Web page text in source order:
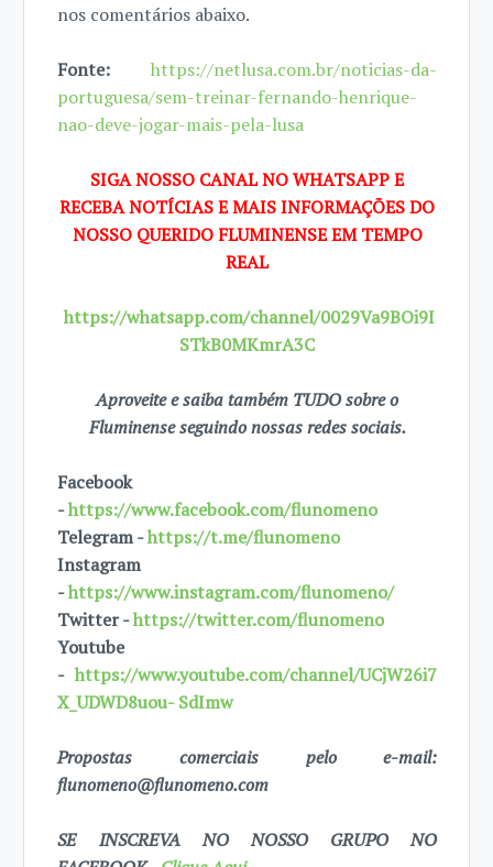
nos comentários abaixo.
Fonte:
https://netlusa.com.br/noticias-da-
portuguesa/sem-treinar-fernando-henrique-
nao-deve-jogar-mais-pela-lusa
SIGA NOSSO CANAL NO WHATSAPP E
RECEBA NOTÍCIAS E MAIS INFORMAÇÕES DO
NOSSO QUERIDO FLUMINENSE EM TEMPO
REAL
https://whatsapp.com/channel/0029Va9BOi9I
STkB0MKmrA3C
Aproveite e saiba também TUDO sobre o
Fluminense seguindo nossas redes sociais.
Facebook
-https://www.facebook.com/flunomeno
Telegram -https://t.me/flunomeno
Instagram
-https://www.instagram.com/flunomeno/
Twitter -https://twitter.com/flunomeno
Youtube
-https://www.youtube.com/channel/UCjW26i7
X_UDWD8uou- SdImw
Propostas comerciais pelo e-mail:
flunomeno@flunomeno.com
SE INSCREVA NO NOSSO GRUPO NO